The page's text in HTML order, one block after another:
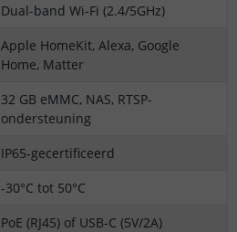
Dual-band Wi-Fi (2.4/5GHz)
Apple HomeKit, Alexa, Google
Home, Matter
32 GB eMMC, NAS, RTSP-
ondersteuning
IP65-gecertificeerd
-30°C tot 50°C
PoE (RJ45) of USB-C (5V/2A)